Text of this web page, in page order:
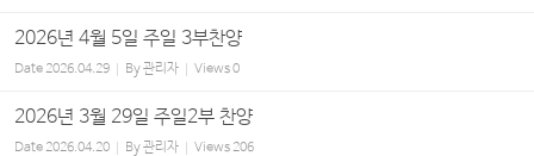
2026년 4월 5일 주일 3부찬양
Date2026.04.29 By관리자 Views0
2026년 3월 29일 주일2부 찬양
Date2026.04.20 By관리자 Views206